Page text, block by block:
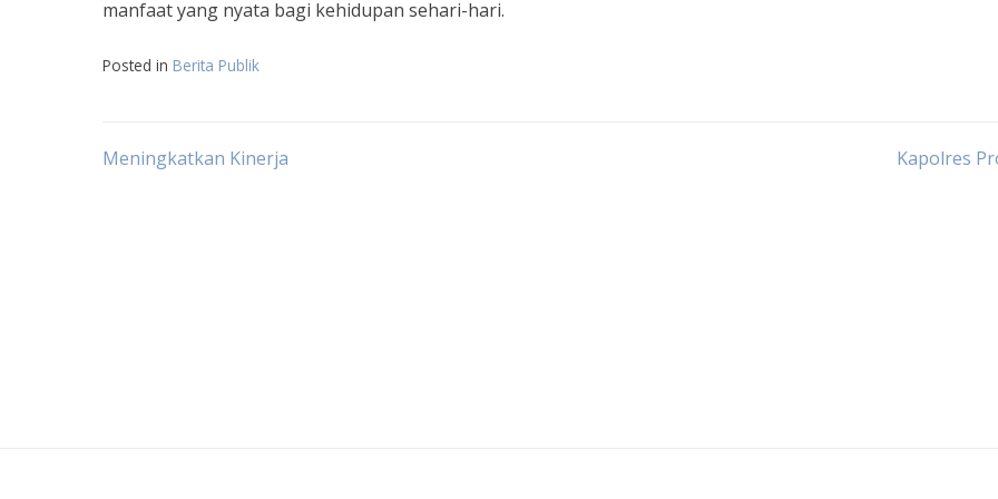
manfaat yang nyata bagi kehidupan sehari-hari.
Posted in Berita Publik
Post
Meningkatkan Kinerja Kapolres